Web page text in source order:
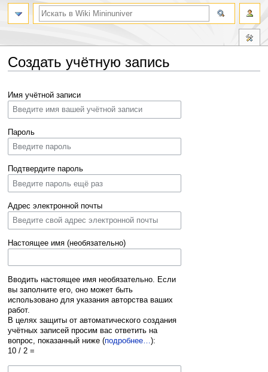
Создать учётную запись
к
навигации
к
поиску
Имя учётной записи
Пароль
Подтвердите пароль
Адрес электронной почты
Настоящее имя (необязательно)
Вводить настоящее имя необязательно. Если
вы заполните его, оно может быть
использовано для указания авторства ваших
работ.
В целях защиты от автоматического создания
учётных записей просим вас ответить на
вопрос, показанный ниже (подробнее…):
10 / 2 =